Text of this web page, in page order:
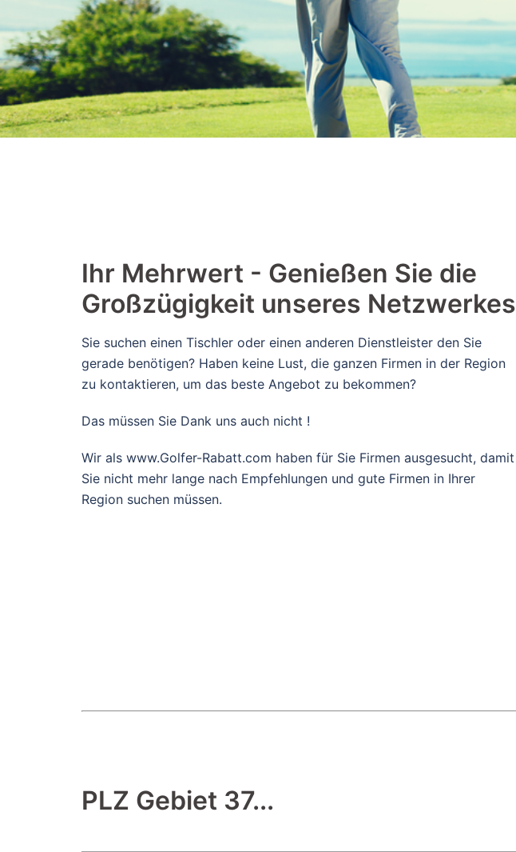
​​Ihr Mehrwert - Genießen Sie die
Großzügigkeit unseres Netzwerkes
Sie suchen einen Tischler oder einen anderen Dienstleister den Sie
gerade benötigen? Haben keine Lust, die ganzen Firmen in der Region
zu kontaktieren, um das beste Angebot zu bekommen?
Das müssen Sie Dank uns auch nicht !
Wir als www.Golfer-Rabatt.com haben für Sie Firmen ausgesucht, damit
Sie nicht mehr lange nach Empfehlungen und gute Firmen in Ihrer
Region suchen müssen.
PLZ Gebiet 37...